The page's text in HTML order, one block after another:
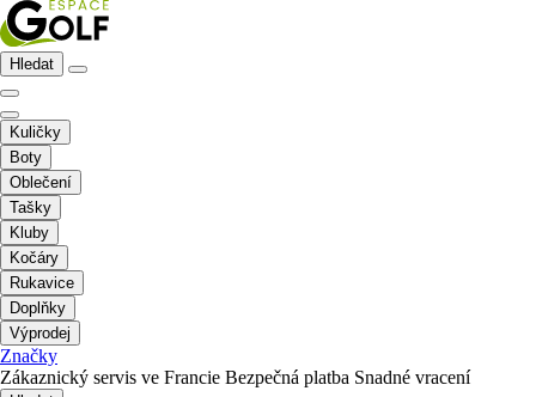
Hledat
Kuličky
Boty
Oblečení
Tašky
Kluby
Kočáry
Rukavice
Doplňky
Výprodej
Značky
Zákaznický servis ve Francie Bezpečná platba Snadné vracení